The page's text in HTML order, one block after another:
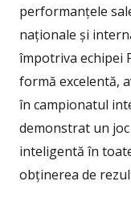
performanțele
naționale și
împotriva echipei
formă excelentă,
în campionatul
demonstrat un
inteligentă în
obținerea de